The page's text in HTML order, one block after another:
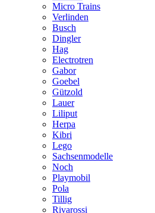
Micro Trains
Verlinden
Busch
Dingler
Hag
Electrotren
Gabor
Goebel
Gützold
Lauer
Liliput
Herpa
Kibri
Lego
Sachsenmodelle
Noch
Playmobil
Pola
Tillig
Rivarossi